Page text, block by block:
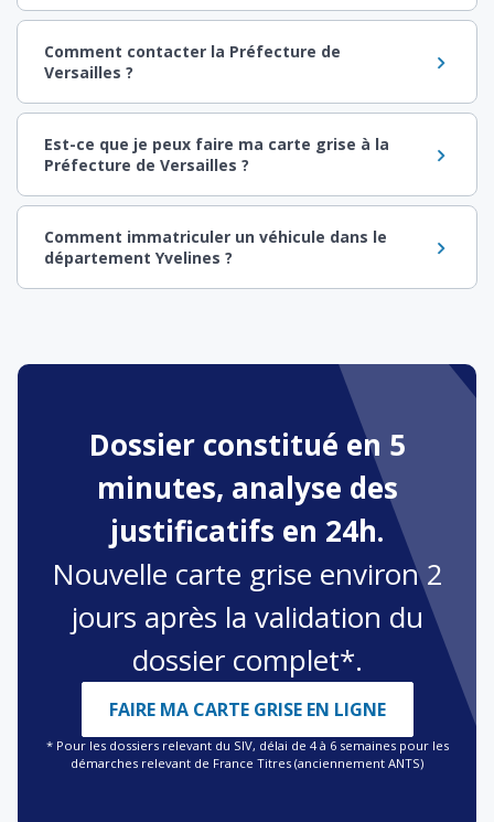
Comment contacter la Préfecture de
Versailles ?
Est-ce que je peux faire ma carte grise à la
Préfecture de Versailles ?
Comment immatriculer un véhicule dans le
département Yvelines ?
Dossier constitué en 5
minutes, analyse des
justificatifs en 24h.
Nouvelle carte grise environ 2
jours après la validation du
dossier complet*.
FAIRE MA CARTE GRISE EN LIGNE
* Pour les dossiers relevant du SIV, délai de 4 à 6 semaines pour les
démarches relevant de France Titres (anciennement ANTS)